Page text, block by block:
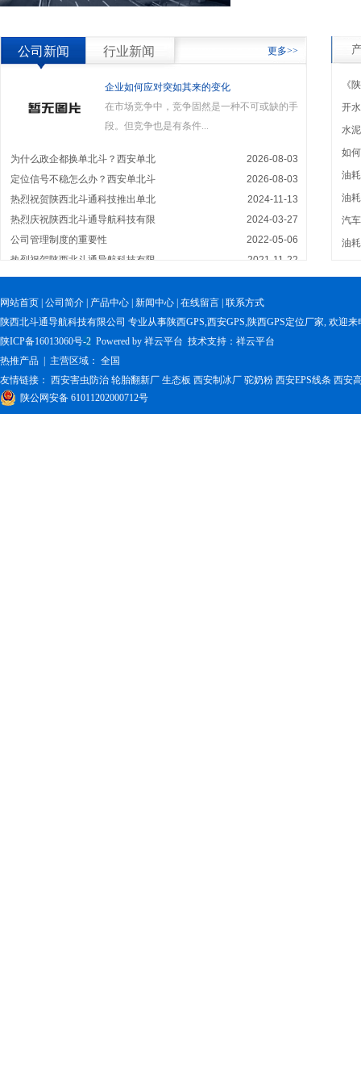
公司新闻 行业新闻 更多>>
企业如何应对突如其来的变化
在市场竞争中，竞争固然是一种不可或缺的手
段。但竞争也是有条件...
为什么政企都换单北斗？西安单北
2026-08-03
定位信号不稳怎么办？西安单北斗
2026-08-03
热烈祝贺陕西北斗通科技推出单北
2024-11-13
热烈庆祝陕西北斗通导航科技有限
2024-03-27
公司管理制度的重要性
2022-05-06
热烈祝贺陕西北斗通导航科技有限
2021-11-22
《
开
水
如
油
油
汽
油
网站首页 公司简介 产品中心 新闻中心 在线留言 联系方式
陕西北斗通导航科技有限公司 专业从事陕西GPS,西安GPS,陕西GPS定位厂家, 欢迎来
陕ICP备16013060号-2 Powered by 祥云平台 技术支持： 祥云平台
热推产品 | 主营区域： 全国
友情链接： 西安害虫防治 轮胎翻新厂 生态板 西安制冰厂 驼奶粉 西安EPS线条 西安
陕公网安备 61011202000712号